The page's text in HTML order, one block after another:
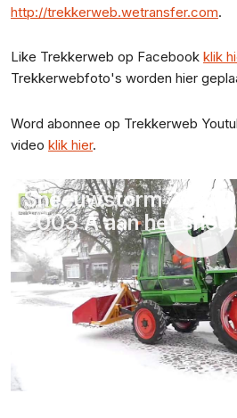
http://trekkerweb.wetransfer.com.
Like Trekkerweb op Facebook klik
Trekkerwebfoto's worden hier
Word abonnee op Trekkerweb
video klik hier.
Sneeuwstorm 2021
2003 A aan het